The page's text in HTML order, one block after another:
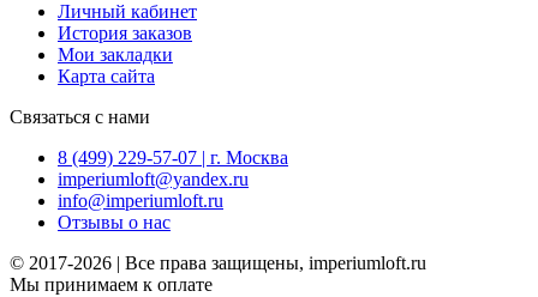
Личный кабинет
История заказов
Мои закладки
Карта сайта
Связаться с нами
8 (499) 229-57-07 | г. Москва
imperiumloft@yandex.ru
info@imperiumloft.ru
Отзывы о нас
© 2017-2026 | Все права защищены, imperiumloft.ru
Мы принимаем к оплате